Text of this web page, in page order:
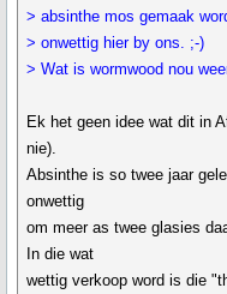
> absinthe mos gemaak
> onwettig hier by ons. ;-)
> Wat is wormwood nou
Ek het geen idee wat dit in
nie).
Absinthe is so twee jaar
onwettig
om meer as twee glasies
In die wat
wettig verkoop word is die